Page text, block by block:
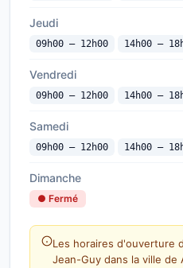
Jeudi
09h00 — 12h00 14h00 —
Vendredi
09h00 — 12h00 14h00 —
Samedi
09h00 — 12h00 14h00 —
Dimanche
● Fermé
Les horaires d'ouverture
Jean-Guy dans la ville de